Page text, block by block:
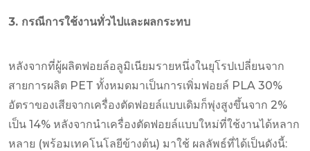
3. กรณีการใช้งานทั่วไปและผลกระทบ
หลังจากที่ผู้ผลิตฟอยล์อลูมิเนียมรายหนึ่งในยุโรปเปลี่ยนจาก
สายการผลิต PET ทั้งหมดมาเป็นการเพิ่มฟอยล์ PLA 30%
อัตราของเสียจากเครื่องตัดฟอยล์แบบเดิมก็พุ่งสูงขึ้นจาก 2%
เป็น 14% หลังจากนำเครื่องตัดฟอยล์แบบใหม่ที่ใช้งานได้หลาก
หลาย (พร้อมเทคโนโลยีข้างต้น) มาใช้ ผลลัพธ์ที่ได้เป็นดังนี้: